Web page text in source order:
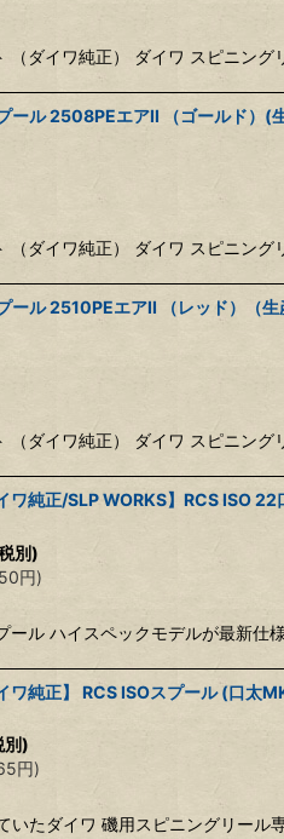
ダイワ純正） ダイワ スピニン
ール 2508PEエアII （ゴールド）(
ダイワ純正） ダイワ スピニン
ール 2510PEエアII （レッド）（生
ダイワ純正） ダイワ スピニン
純正/SLP WORKS】RCS ISO 22
別)
円)
ール ハイスペックモデルが最新
純正】 RCS ISOスプール (口太
別)
円)
いたダイワ 磯用スピニングリー